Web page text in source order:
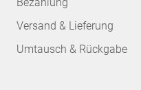
Versand & Lieferung
Umtausch & Rückgabe